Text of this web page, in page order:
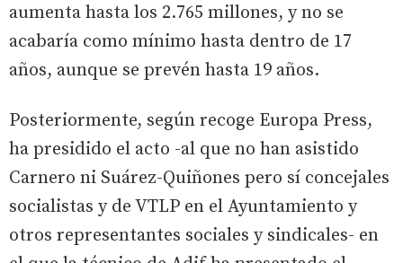
aumenta hasta los 2.765 millones, y no se
acabaría como mínimo hasta dentro de 17
años, aunque se prevén hasta 19 años.
Posteriormente, según recoge Europa Press,
ha presidido el acto -al que no han asistido
Carnero ni Suárez-Quiñones pero sí concejales
socialistas y de VTLP en el Ayuntamiento y
otros representantes sociales y sindicales- en